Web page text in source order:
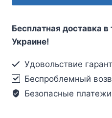
Бесплатная доставка
Украине!
Удовольствие
Беспроблемный
Безопасные платежи